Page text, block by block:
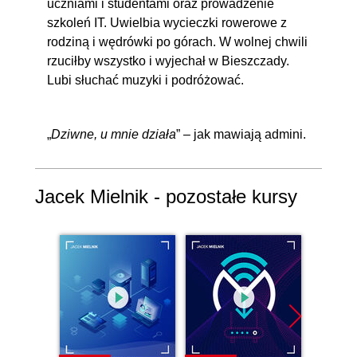
uczniami i studentami oraz prowadzenie
szkoleń IT. Uwielbia wycieczki rowerowe z
rodziną i wędrówki po górach. W wolnej chwili
rzuciłby wszystko i wyjechał w Bieszczady.
Lubi słuchać muzyki i podróżować.
„Dziwne, u mnie działa” – jak mawiają admini.
Jacek Mielnik - pozostałe kursy